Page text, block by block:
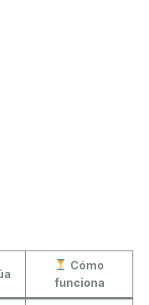
Cómo
funciona